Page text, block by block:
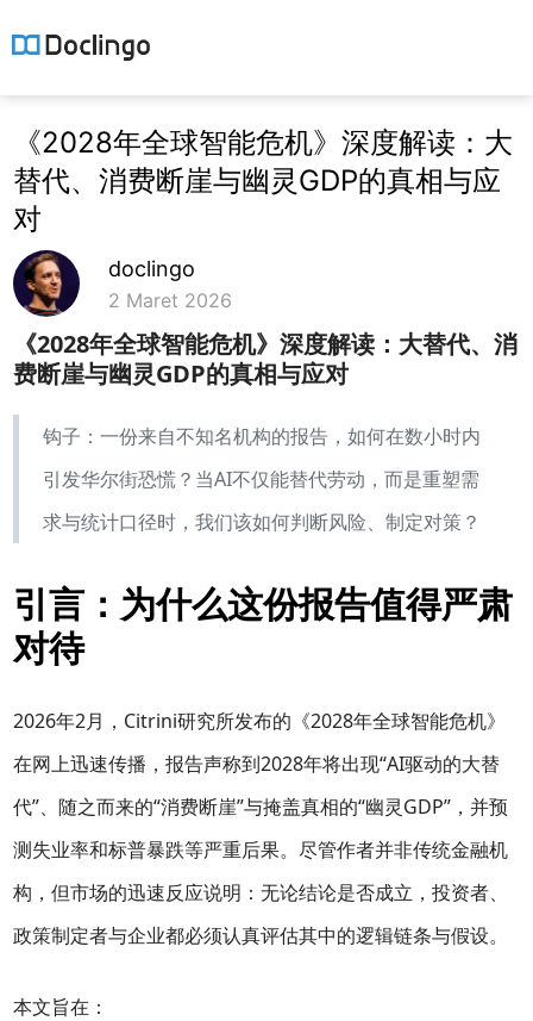
《2028年全球智能危机》深度解读：大
替代、消费断崖与幽灵GDP的真相与应
对
doclingo
2 Maret 2026
《2028年全球智能危机》深度解读：大替代、消
费断崖与幽灵GDP的真相与应对
钩子：一份来自不知名机构的报告，如何在数小时内
引发华尔街恐慌？当AI不仅能替代劳动，而是重塑需
求与统计口径时，我们该如何判断风险、制定对策？
引言：为什么这份报告值得严肃
对待
2026年2月，Citrini研究所发布的《2028年全球智能危机》
在网上迅速传播，报告声称到2028年将出现“AI驱动的大替
代”、随之而来的“消费断崖”与掩盖真相的“幽灵GDP”，并预
测失业率和标普暴跌等严重后果。尽管作者并非传统金融机
构，但市场的迅速反应说明：无论结论是否成立，投资者、
政策制定者与企业都必须认真评估其中的逻辑链条与假设。
本文旨在：